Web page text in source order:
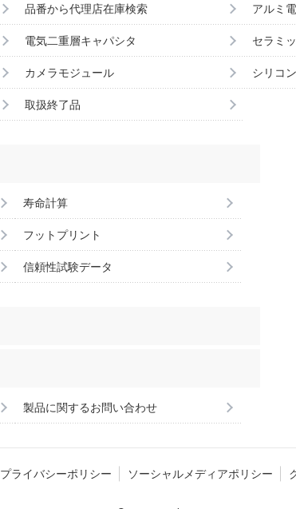
品番から代理店在庫検索 アルミ
電気二重層キャパシタ セラミ
カメラモジュール シリコ
取扱終了品
寿命計算
フットプリント
信頼性試験データ
製品に関するお問い合わせ
プライバシーポリシー ソーシャルメディアポリシー